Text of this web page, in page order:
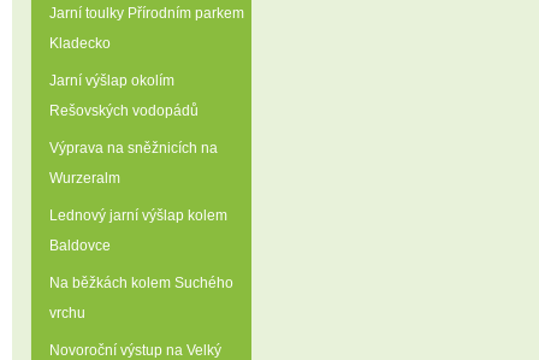
Jarní toulky Přírodním parkem
Kladecko
Jarní výšlap okolím
Rešovských vodopádů
Výprava na sněžnicích na
Wurzeralm
Lednový jarní výšlap kolem
Baldovce
Na běžkách kolem Suchého
vrchu
Novoroční výstup na Velký